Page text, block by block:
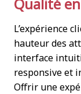
L’expérience
hauteur des
interface
responsive et
Offrir une